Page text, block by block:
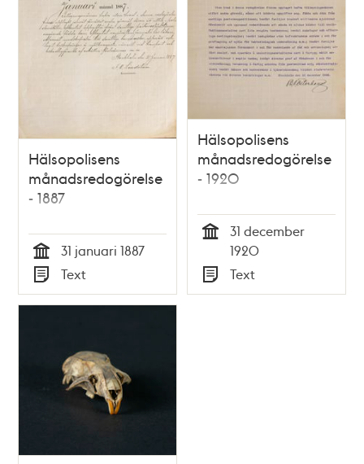
Hälsopolisens
månadsredogörelse
- 1887
Tid
31 januari 1887
Typ
Text
Hälsopolisens
månadsredogörelse
- 1920
31 december
1920
Typ
Text